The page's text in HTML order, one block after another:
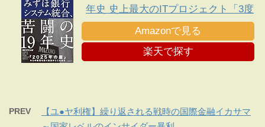
年史 史上最大のITプロジェクト「3度
目の正直」
Amazonで見る
楽天で探す
PREV
【ユ●ヤ利権】繰り返される戦時の国際金融イカサマ